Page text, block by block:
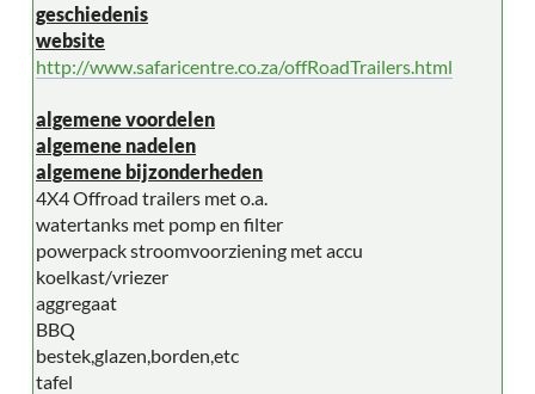
geschiedenis
website
http://www.safaricentre.co.za/offRoadTrailers.html
algemene voordelen
algemene nadelen
algemene bijzonderheden
4X4 Offroad trailers met o.a.
watertanks met pomp en filter
powerpack stroomvoorziening met accu
koelkast/vriezer
aggregaat
BBQ
bestek,glazen,borden,etc
tafel